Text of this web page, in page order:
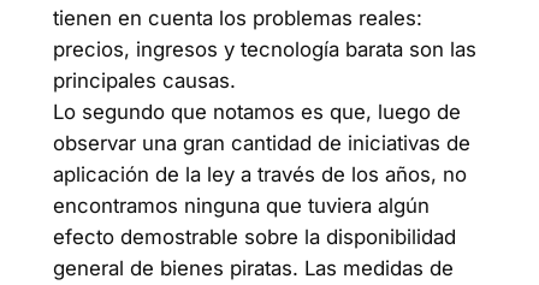
tienen en cuenta los problemas reales:
precios, ingresos y tecnología barata son las
principales causas.
Lo segundo que notamos es que, luego de
observar una gran cantidad de iniciativas de
aplicación de la ley a través de los años, no
encontramos ninguna que tuviera algún
efecto demostrable sobre la disponibilidad
general de bienes piratas. Las medidas de